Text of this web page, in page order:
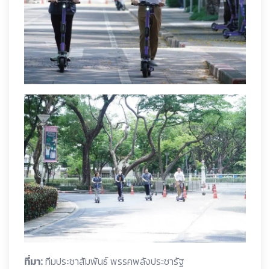
ที่มา:ทีมประชาสัมพันธ์ พรรคพลังประชารัฐ